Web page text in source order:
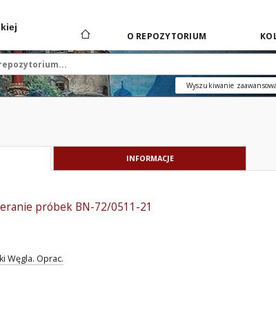
O REPOZYTORIUM
Wyszukiwanie
INFORMACJE
próbek BN-72/0511-21
Węgla. Oprac.